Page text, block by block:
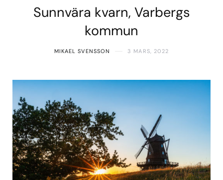
Sunnvära kvarn, Varbergs
kommun
MIKAEL SVENSSON 3 MARS, 2022